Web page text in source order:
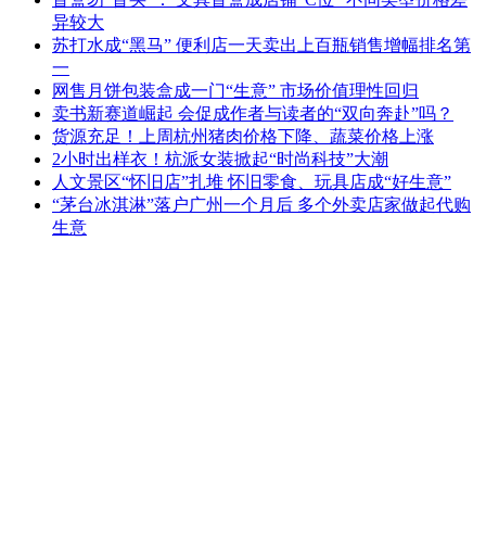
异较大
苏打水成“黑马” 便利店一天卖出上百瓶销售增幅排名第
一
网售月饼包装盒成一门“生意” 市场价值理性回归
卖书新赛道崛起 会促成作者与读者的“双向奔赴”吗？
货源充足！上周杭州猪肉价格下降、蔬菜价格上涨
2小时出样衣！杭派女装掀起“时尚科技”大潮
人文景区“怀旧店”扎堆 怀旧零食、玩具店成“好生意”
“茅台冰淇淋”落户广州一个月后 多个外卖店家做起代购
生意